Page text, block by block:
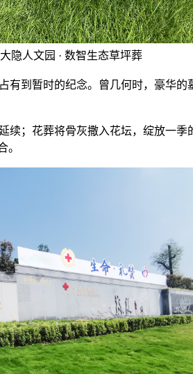
隐人文园 · 数智生态草坪葬
到暂时的纪念。曾几何时，豪华的
；花葬将骨灰撒入花坛，绽放一
。